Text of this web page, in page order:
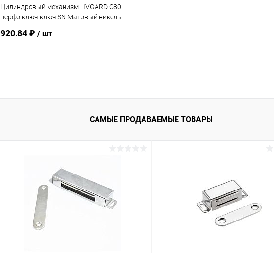
Цилиндровый механизм LIVGARD C80
перфо.ключ-ключ SN Матовый никель
920.84 ₽ / шт
Купить в 1 клик К сравнению
В наличии
САМЫЕ ПРОДАВАЕМЫЕ ТОВАРЫ